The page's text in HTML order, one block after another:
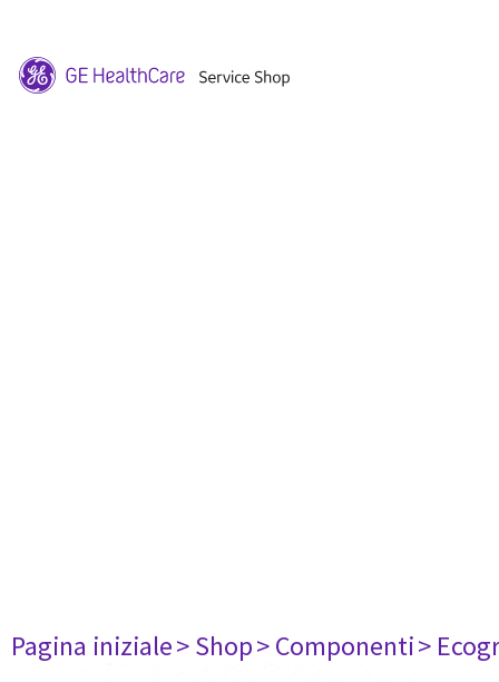
Pagina iniziale> Shop> Componenti>